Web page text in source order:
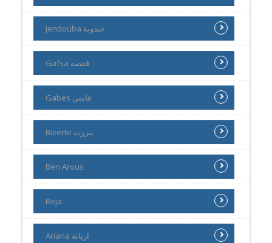
Jendouba جندوبة
Gafsa قفصة
Gabes قابس
Bizerte بنزرت
Ben Arous
Beja
Ariana اريانة